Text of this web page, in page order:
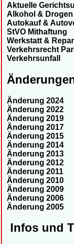
Aktuelle
Alkohol & Drogen
Autokauf &
StVO Mithaftung
Werkstatt &
Verkehrsrecht
Verkehrsunfall
Änderung 2024
Änderung 2022
Änderung 2019
Änderung 2017
Änderung 2015
Änderung 2014
Änderung 2013
Änderung 2012
Änderung 2011
Änderung 2010
Änderung 2009
Änderung 2006
Änderung 2005
Infos und